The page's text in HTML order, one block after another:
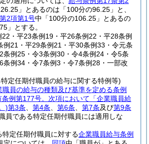
」とあるのは「100分の96.25」と、
2項第1号中「100分の106.25」とあるの
」とする。
・平23条例19・平26条例22・平28条例
例21・平29条例21・平30条例33・令元条
条例25・令3条例30・令4条例24・令5条
条例34・令7条例3・令7条例28・一部改
定任期付職員の給与に関する特例等)
職員の給与の種類及び基準を定める条例
例第177号。次項において「企業職員給
)第3条 第4条 第6条 第7条及び第9条
員である特定任期付職員には適用しな
定任期付職員に対する企業職員給与条例